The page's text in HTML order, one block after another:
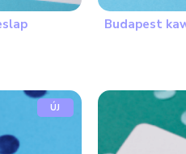
Budapest
ÚJ